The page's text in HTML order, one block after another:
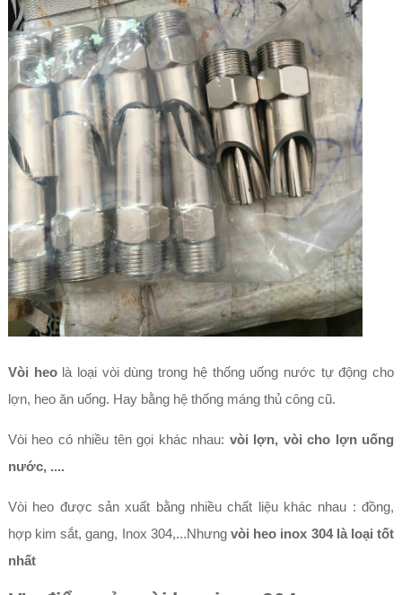
Vòi heo là loại vòi dùng trong hệ thống uống nước tự động cho
lợn, heo ăn uống. Hay bằng hệ thống máng thủ công cũ.
Vòi heo có nhiều tên gọi khác nhau: vòi lợn, vòi cho lợn uống
nước, ....
Vòi heo được sản xuất bằng nhiều chất liệu khác nhau : đồng,
hợp kim sắt, gang, Inox 304,...Nhưng vòi heo inox 304 là loại tốt
nhất